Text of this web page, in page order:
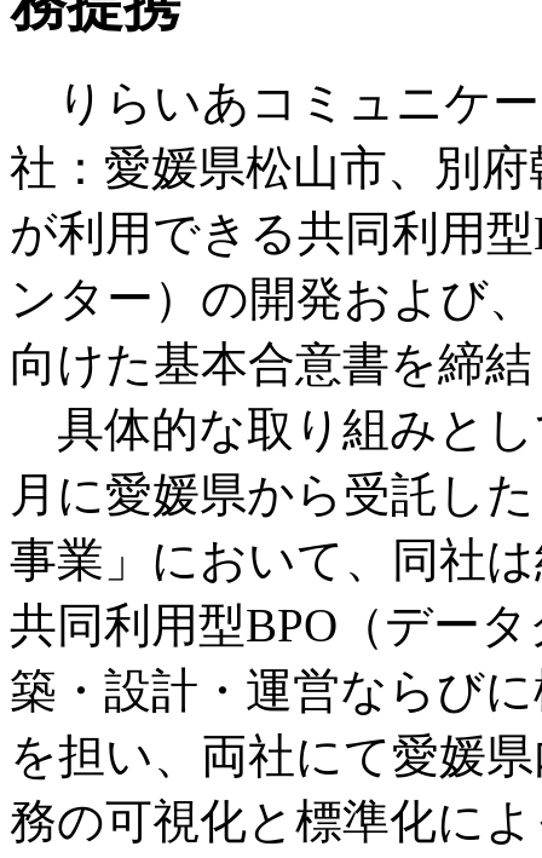
りらいあコミュニケ
社：愛媛県松山市、別
が利用できる共同利用
ンター）の開発および
向けた基本合意書を締
具体的な取り組みとし
月に愛媛県から受託し
事業」において、同社
共同利用型BPO（デー
築・設計・運営ならび
を担い、両社にて愛媛
務の可視化と標準化に